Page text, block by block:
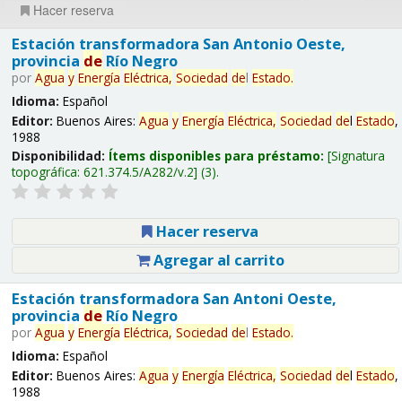
Hacer reserva
Estación transformadora San Antonio Oeste,
provincia deRío Negro
por Agua y Energía Eléctrica, Sociedad del Estado.
Idioma: Español
Editor: Buenos Aires: Agua y Energía Eléctrica, Sociedad del Estado,
1988
Disponibilidad: Ítems disponibles para préstamo: Signatura
topográfica: 621.374.5/A282/v.2 (3).
Hacer reserva
Agregar al carrito
Estación transformadora San Antoni Oeste,
provincia deRío Negro
por Agua y Energía Eléctrica, Sociedad del Estado.
Idioma: Español
Editor: Buenos Aires: Agua y Energía Eléctrica, Sociedad del Estado,
1988